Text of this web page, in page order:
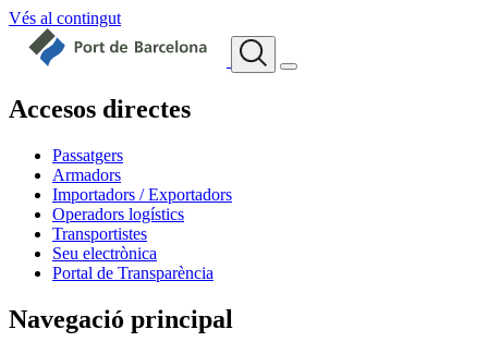
Vés al contingut
Accesos directes
Passatgers
Armadors
Importadors / Exportadors
Operadors logístics
Transportistes
Seu electrònica
Portal de Transparència
Navegació principal